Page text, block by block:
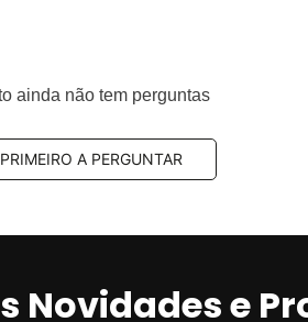
comum para uso diário.
emais ruídodo que
ainda não tem perguntas
A PERGUNTAR
Novidades e